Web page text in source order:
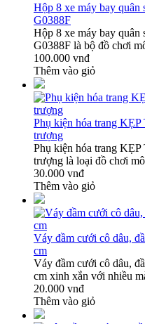
Hộp 8 xe máy bay quân
G0388F
Hộp 8 xe máy bay quân
G0388F là bộ đồ chơi
100.000 vnđ
Thêm vào giỏ
Phụ kiện hóa trang
trượng
Phụ kiện hóa trang
trượng là loại đồ chơi
30.000 vnđ
Thêm vào giỏ
Váy đầm cưới cô dâu,
cm
Váy đầm cưới cô dâu,
cm xinh xắn với nhiều
20.000 vnđ
Thêm vào giỏ